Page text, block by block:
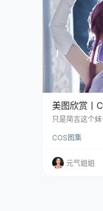
美图欣赏丨
[27P-
只是简言这个
就觉得超有个
迷人形象，她
尾获取 她的
COS图集
元气姐姐